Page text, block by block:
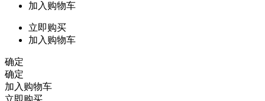
加入购物车
立即购买
加入购物车
确定
确定
加入购物车
立即购买